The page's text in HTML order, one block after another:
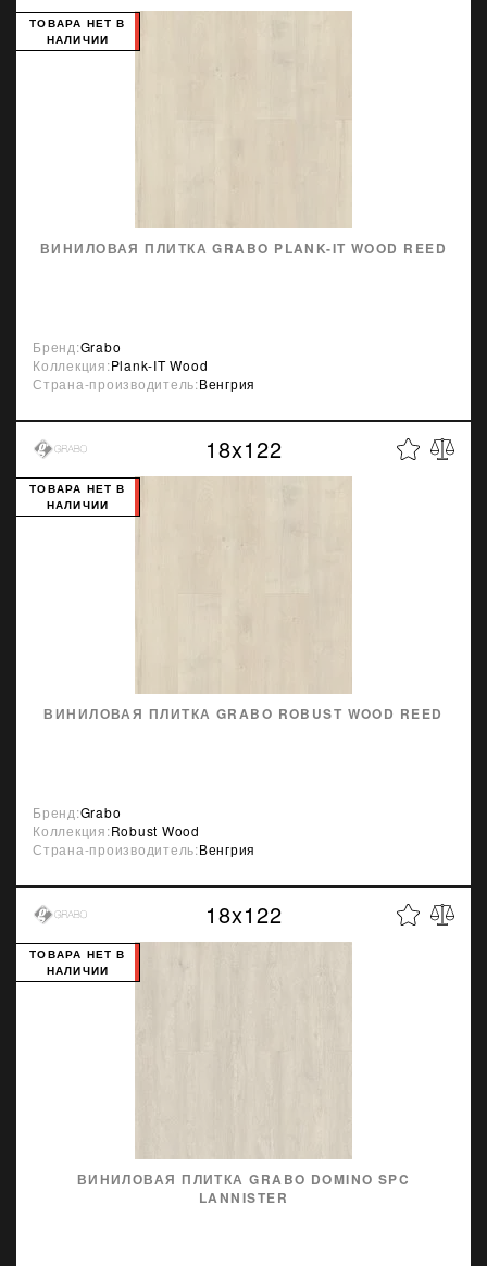
ВИНИЛОВАЯ ПЛИТКА GRABO PLANK-IT WOOD REED
ТОВАРА НЕТ В
НАЛИЧИИ
Бренд:Grabo
Коллекция:Plank-IT Wood
Страна-производитель:Венгрия
18x122
ВИНИЛОВАЯ ПЛИТКА GRABO ROBUST WOOD REED
ТОВАРА НЕТ В
НАЛИЧИИ
Бренд:Grabo
Коллекция:Robust Wood
Страна-производитель:Венгрия
18x122
ВИНИЛОВАЯ ПЛИТКА GRABO DOMINO SPC
LANNISTER
ТОВАРА НЕТ В
НАЛИЧИИ